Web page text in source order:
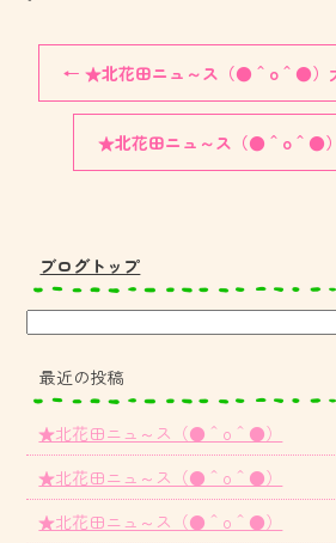
← ★北花田ニュ～ス（●＾o＾●）
★北花田ニュ～ス（●＾o＾●
ブログトップ
最近の投稿
★北花田ニュ～ス（●＾o＾●）
★北花田ニュ～ス（●＾o＾●）
★北花田ニュ～ス（●＾o＾●）